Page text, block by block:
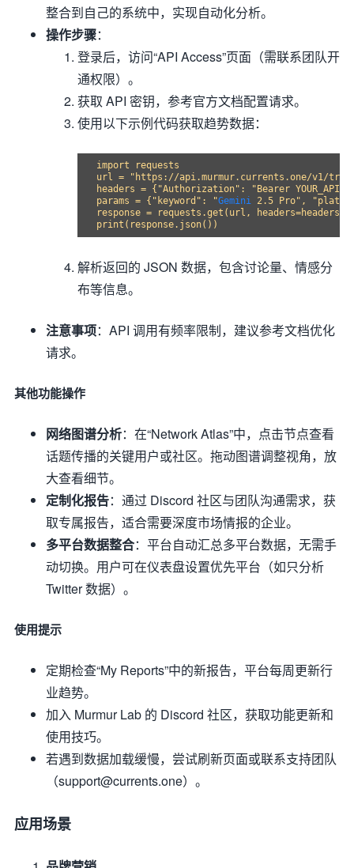
整合到自己的系统中，实现自动化分析。
操作步骤：
登录后，访问“API Access”页面（需联系团队开
通权限）。
获取 API 密钥，参考官方文档配置请求。
使用以下示例代码获取趋势数据：
import requests
url = "https://api.murmur.currents.one/v1/
headers = {"Authorization": "Bearer
params = {"keyword": "Gemini 2.5 Pro",
response = requests.get(url, headers=headers,
解析返回的 JSON 数据，包含讨论量、情感分
布等信息。
注意事项：API 调用有频率限制，建议参考文档优化
请求。
其他功能操作
网络图谱分析：在“Network Atlas”中，点击节点查看
话题传播的关键用户或社区。拖动图谱调整视角，放
大查看细节。
定制化报告：通过 Discord 社区与团队沟通需求，获
取专属报告，适合需要深度市场情报的企业。
多平台数据整合：平台自动汇总多平台数据，无需手
动切换。用户可在仪表盘设置优先平台（如只分析
Twitter 数据）。
使用提示
定期检查“My Reports”中的新报告，平台每周更新行
业趋势。
加入 Murmur Lab 的 Discord 社区，获取功能更新和
使用技巧。
若遇到数据加载缓慢，尝试刷新页面或联系支持团队
（support@currents.one）。
应用场景